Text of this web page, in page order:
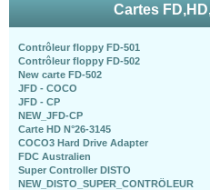
Cartes
Contrôleur floppy FD-501
Contrôleur floppy FD-502
New carte FD-502
JFD - COCO
JFD - CP
NEW_JFD-CP
Carte HD N°26-3145
COCO3 Hard Drive Adapter
FDC Australien
Super Controller DISTO
NEW_DISTO_SUPER_CONTRÖLEUR